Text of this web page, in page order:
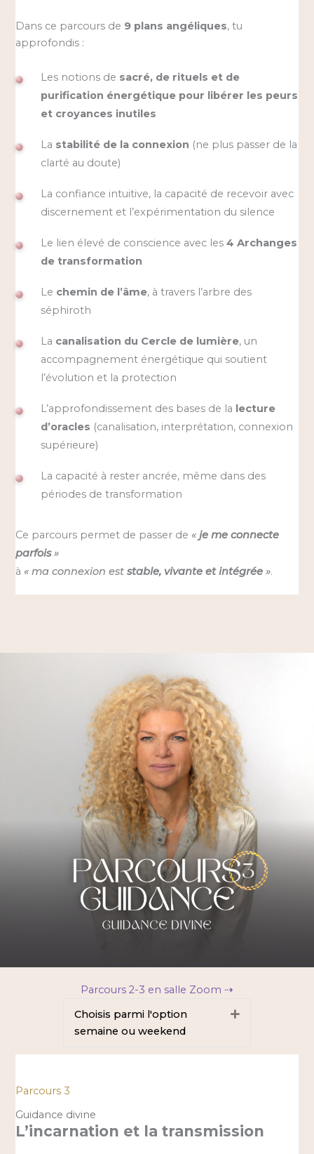
Dans ce parcours de 9 plans angéliques, tu
approfondis :
Les notions de sacré, de rituels et de
purification énergétique pour libérer les peurs
et croyances inutiles
La stabilité de la connexion (ne plus passer de la
clarté au doute)
La confiance intuitive, la capacité de recevoir avec
discernement et l’expérimentation du silence
Le lien élevé de conscience avec les4 Archanges
de transformation
Le chemin de l’âme, à travers l’arbre des
séphiroth
La canalisation du Cercle de lumière, un
accompagnement énergétique qui soutient
l’évolution et la protection
L’approfondissement des bases de la lecture
d’oracles (canalisation, interprétation, connexion
supérieure)
La capacité à rester ancrée, même dans des
périodes de transformation
Ce parcours permet de passer de «je me connecte
parfois»
à « ma connexion eststable, vivante et intégrée ».
Parcours 2-3 en salle Zoom ⇢
Choisis parmi l'option
semaine ou weekend
Déplier
Parcours 3
Guidance divine
L’incarnation et la transmission